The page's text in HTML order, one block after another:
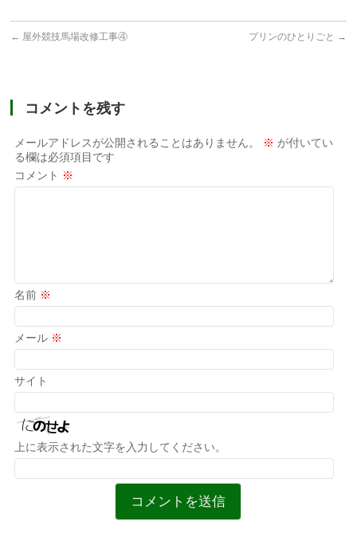
← 屋外競技馬場改修工事④ プリンのひとりごと →
コメントを残す
メールアドレスが公開されることはありません。 ※ が付いてい
る欄は必須項目です
コメント ※
名前 ※
メール ※
サイト
上に表示された文字を入力してください。